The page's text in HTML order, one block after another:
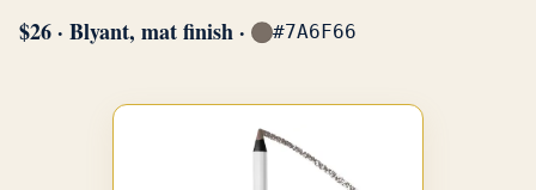
$26 · Blyant, mat finish · #7A6F66